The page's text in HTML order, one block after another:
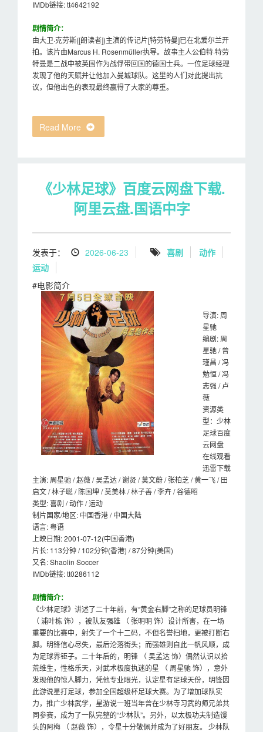
IMDb链接: tt4642192
剧情简介：
由大卫·克劳斯([朗读者])主演的传记片[特劳特曼]已在北爱尔兰开
拍。该片由Marcus H. Rosenmüller执导。故事主人公伯特·特劳
特曼是二战中被英国作为战俘带回国的德国士兵。一位足球经理
发现了他的天赋并让他加入曼城球队。这里的人们对此提出抗
议，但他出色的表现最终赢得了大家的尊重。
Read More
《少林足球》百度云网盘下载.
阿里云盘.国语中字
发表于： 2026-06-23 喜剧
动作
运动
#电影简介
导演: 周
星驰
编剧: 周
星驰 / 曾
瑾昌 / 冯
勉恒 / 冯
志强 / 卢
薇
资源类
型：少林
足球百度
云网盘
在线观看
迅雷下载
主演: 周星驰 / 赵薇 / 吴孟达 / 谢贤 / 莫文蔚 / 张柏芝 / 黄一飞 / 田
启文 / 林子聪 / 陈国坤 / 莫美林 / 林子善 / 李卉 / 谷德昭
类型: 喜剧 / 动作 / 运动
制片国家/地区: 中国香港 / 中国大陆
语言: 粤语
上映日期: 2001-07-12(中国香港)
片长: 113分钟 / 102分钟(香港) / 87分钟(美国)
又名: Shaolin Soccer
IMDb链接: tt0286112
剧情简介：
《少林足球》讲述了二十年前，有“黄金右脚”之称的足球员明锋
（ 浦叶栋 饰），被队友强雄 （ 张明明 饰）设计所害，在一场
重要的比赛中，射失了一个十二码，不但名誉扫地，更被打断右
脚。明锋信心尽失，最后沦落街头；而强雄则自此一帆风顺，成
为足球界钜子。二十年后的，明锋 （ 吴孟达 饰）偶然认识以拾
荒维生，性格乐天，对武术极度执迷的星 （ 周星驰 饰），意外
发现他的惊人脚力，凭他专业眼光，认定星有足球天份，明锋因
此游说星打足球，参加全国超级杯足球大赛。为了增加球队实
力，推广少林武学，星游说一班当年曾在少林寺习武的师兄弟共
同参赛，成为了一队完整的“少林队”。另外，以太极功夫制造馒
头的阿梅 （ 赵薇 饰），令星十分敬佩并成为了好朋友。 少林队